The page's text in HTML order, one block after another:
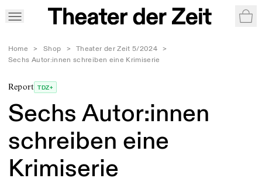
Home > Shop > Theater der Zeit 5/2024
>
Sechs Autor:innen schreiben eine Krimiserie
Report TDZ+
Sechs Autor:innen
schreiben eine
Krimiserie